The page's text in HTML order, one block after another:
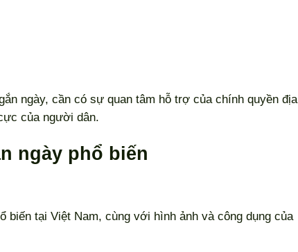
ngày, cần có sự quan tâm hỗ trợ của chính quyền địa
của người dân.
ngày phổ biến
tại Việt Nam, cùng với hình ảnh và công dụng của